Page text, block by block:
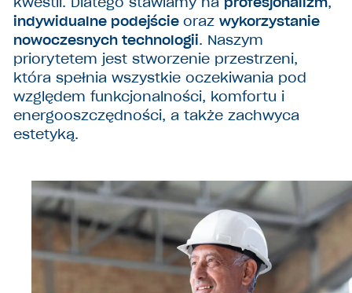
indywidualne podejścieorazwykorzystanie
nowoczesnych technologii. Naszym
priorytetem jest stworzenie przestrzeni,
która spełnia wszystkie oczekiwania pod
względem funkcjonalności, komfortu i
energooszczędności, a także zachwyca
estetyką.